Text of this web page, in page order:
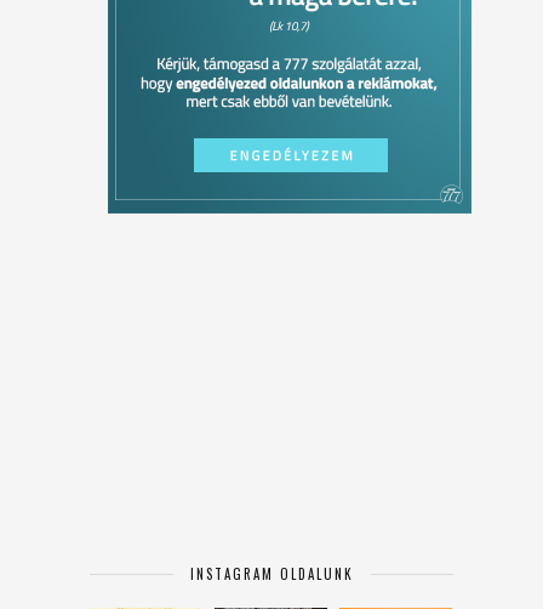
INSTAGRAM OLDALUNK